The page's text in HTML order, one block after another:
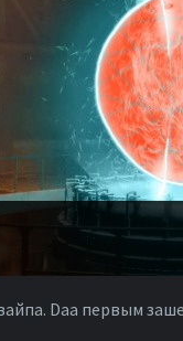
Daa первым